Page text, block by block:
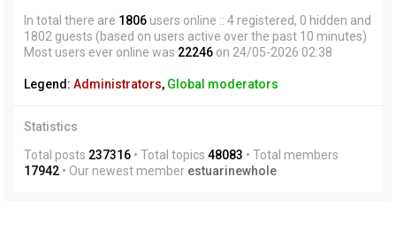
In total there are 1806 users online :: 4 registered, 0 hidden and
1802 guests (based on users active over the past 10 minutes)
Most users ever online was 22246 on 24/05-2026 02:38
Legend: Administrators, Global moderators
Statistics
Total posts 237316 • Total topics 48083 • Total members
17942 • Our newest member estuarinewhole